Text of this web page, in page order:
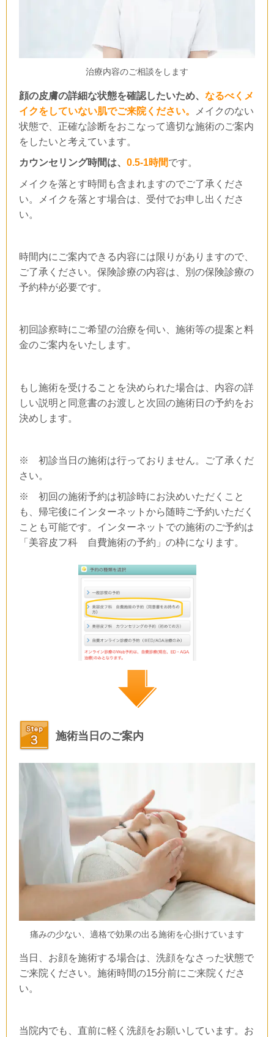
治療内容のご相談をします
顔の皮膚の詳細な状態を確認したいため、 なるべくメ
イクをしていない肌でご来院ください。
メイクのない
状態で、正確な診断をおこなって適切な施術のご案内
をしたいと考えています。
カウンセリング時間は、 0.5-1時間です。
メイクを落とす時間も含まれますのでご了承くださ
い。メイクを落とす場合は、受付でお申し出くださ
い。
時間内にご案内できる内容には限りがありますので、
ご了承ください。保険診療の内容は、別の保険診療の
予約枠が必要です。
初回診察時にご希望の治療を伺い、施術等の提案と料
金のご案内をいたします。
もし施術を受けることを決められた場合は、内容の詳
しい説明と同意書のお渡しと次回の施術日の予約をお
決めします。
※ 初診当日の施術は行っておりません。ご了承くだ
さい。
※ 初回の施術予約は初診時にお決めいただくこと
も、帰宅後にインターネットから随時ご予約いただく
ことも可能です。インターネットでの施術のご予約は
「美容皮フ科 自費施術の予約」の枠になります。
施術当日のご案内
痛みの少ない、適格で効果の出る施術を心掛けています
当日、お顔を施術する場合は、洗顔をなさった状態で
ご来院ください。施術時間の15分前にご来院くださ
い。
当院内でも、直前に軽く洗顔をお願いしています。お